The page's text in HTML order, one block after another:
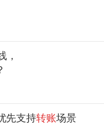
，
先支持转账场景